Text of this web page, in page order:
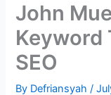
John
Keyword
SEO
By Defriansyah/